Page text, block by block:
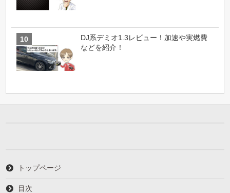
DJ系デミオ1.3レビュー！加速や実燃費
などを紹介！
トップページ
目次